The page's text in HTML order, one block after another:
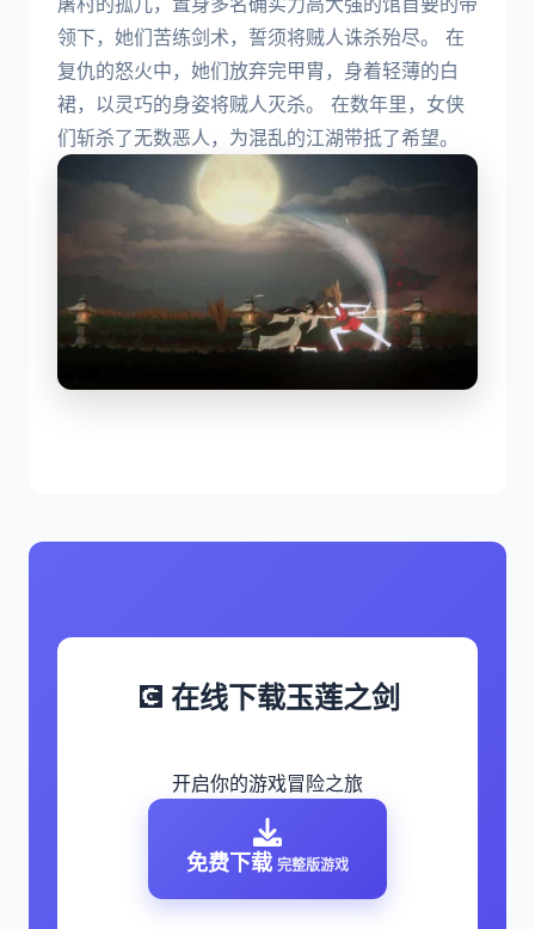
领下，她们苦练剑术，誓须将贼人诛杀殆尽。 在
复仇的怒火中，她们放弃完甲胄，身着轻薄的白
裙，以灵巧的身姿将贼人灭杀。 在数年里，女侠
们斩杀了无数恶人，为混乱的江湖带抵了希望。
💽 在线下载玉莲之剑
开启你的游戏冒险之旅
免费下载 完整版游戏